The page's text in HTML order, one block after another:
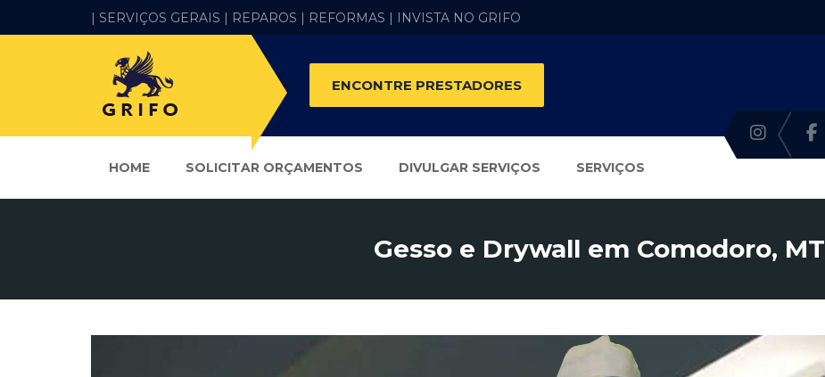
| SERVIÇOS GERAIS | REPAROS | REFORMAS | INVISTA NO GRIFO
ENCONTRE PRESTADORES
HOME SOLICITAR ORÇAMENTOS DIVULGAR SERVIÇOS SERVIÇOS
Gesso e Drywall em Comodoro, MT